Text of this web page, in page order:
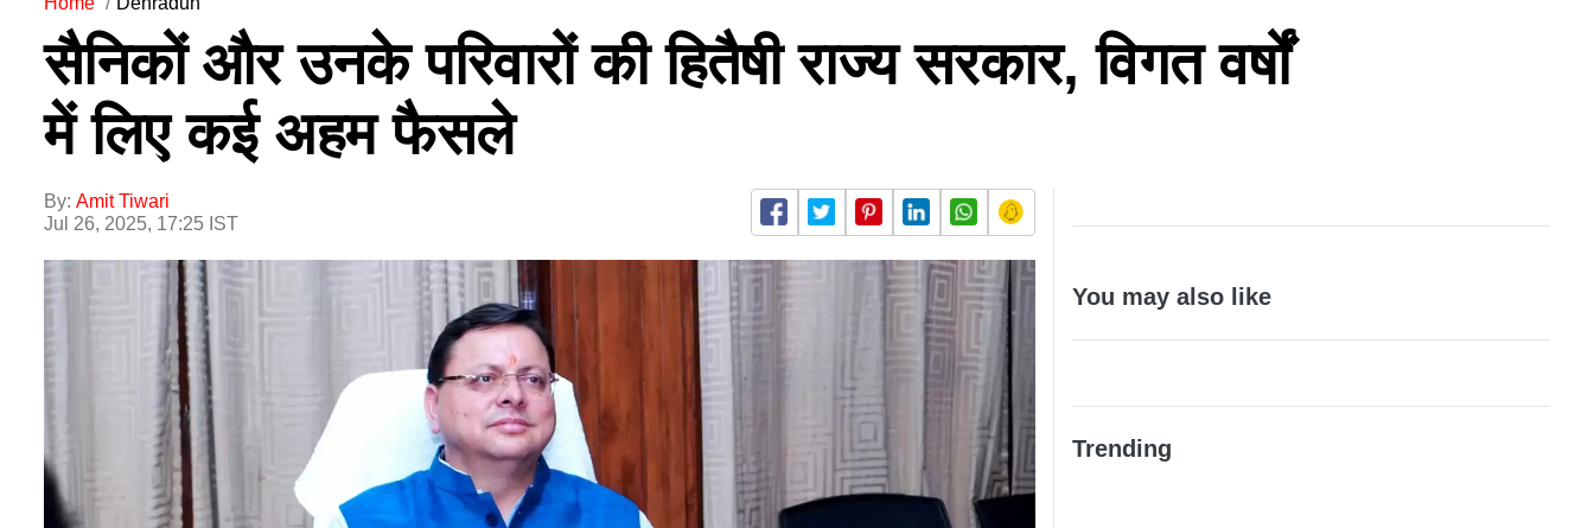
सैनिकों और उनके परिवारों की हितैषी राज्य सरकार, विगत वर्षों
में लिए कई अहम फैसले
By: Amit Tiwari
Jul 26, 2025, 17:25 IST
You may also like
Trending